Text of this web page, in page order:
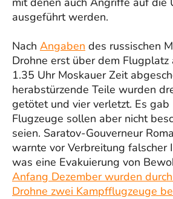
ausgeführt werden.
Nach Angaben des russischen
Drohne erst über dem Flugplatz
1.35 Uhr Moskauer Zeit
herabstürzende Teile wurden
getötet und vier verletzt. Es gab
Flugzeuge sollen aber nicht
seien. Saratov-Gouverneur
warnte vor Verbreitung falscher
was eine Evakuierung von
Anfang Dezember wurden
Drohne zwei Kampfflugzeuge